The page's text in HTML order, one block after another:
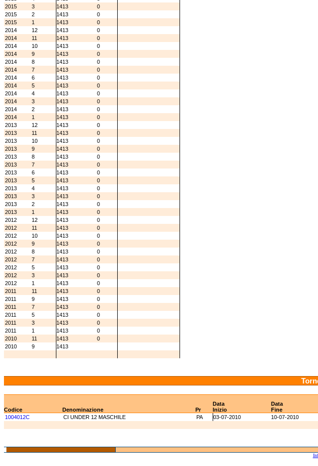
2015
3 1413
0
2015
2 1413
0
2015
1 1413
0
2014
12 1413
0
2014
11 1413
0
2014
10 1413
0
2014
9 1413
0
2014
8 1413
0
2014
7 1413
0
2014
6 1413
0
2014
5 1413
0
2014
4 1413
0
2014
3 1413
0
2014
2 1413
0
2014
1 1413
0
2013
12 1413
0
2013
11 1413
0
2013
10 1413
0
2013
9 1413
0
2013
8 1413
0
2013
7 1413
0
2013
6 1413
0
2013
5 1413
0
2013
4 1413
0
2013
3 1413
0
2013
2 1413
0
2013
1 1413
0
2012
12 1413
0
2012
11 1413
0
2012
10 1413
0
2012
9 1413
0
2012
8 1413
0
2012
7 1413
0
2012
5 1413
0
2012
3 1413
0
2012
1 1413
0
2011
11 1413
0
2011
9 1413
0
2011
7 1413
0
2011
5 1413
0
2011
3 1413
0
2011
1 1413
0
2010
11 1413
0
2010
9 1413
Data Data
Codice
Denominazione Pr Inizio Fine
1004012C
CI UNDER 12 MASCHILE PA 03-07-2010 10-07-2010